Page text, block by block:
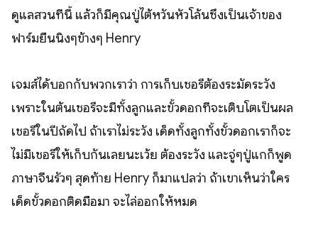
ดูแลสวนที่นี้ แล้วก็มีคุณปู่ไต้หวันหัวโล้นซึ่งเป็นเจ้าของ
ฟาร์มยืนนิ่งๆข้างๆ Henry
เจมส์ได้บอกกับพวกเราว่า การเก็บเชอรี่ต้องระมัดระวัง
เพราะในต้นเชอรี่จะมีทั้งลูกและขั้วดอกที่จะเติบโตเป็นผล
เชอรี่ในปีถัดไป ถ้าเราไม่ระวัง เด็ดทั้งลูกทั้งขั้วดอกเราก็จะ
ไม่มีเชอรี่ให้เก็บกันเลยนะเว้ย ต้องระวัง และจู่ๆปู่แกก็พูด
ภาษาจีนรั่วๆ สุดท้าย Henry ก็มาแปลว่า ถ้าเขาเห็นว่าใคร
เด็ดขั้วดอกติดมือมา จะไล่ออกให้หมด